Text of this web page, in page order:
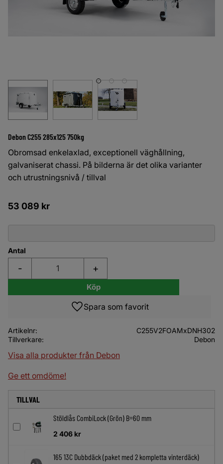
Debon C255 285x125 750kg
Obromsad enkelaxlad, exceptionell väghållning,
galvaniserat chassi. På bilderna är det olika varianter
och utrustningsnivå / tillval
53 089 kr
Antal
+
-
Köp
Lägg till i favoriter
Artikelnr
C255V2FOAMxDNH302
Tillverkare
Debon
Visa alla produkter från Debon
Ge ett omdöme!
TILLVAL
Stöldlås CombiLock (Grön) B=60 mm
2 406 kr
165 13C Dubbdäck (paket med 2 kompletta vinterdäck)